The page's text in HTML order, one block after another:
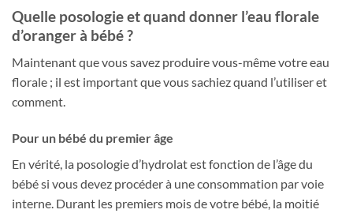
Quelle posologie et quand donner l’eau florale
d’oranger à bébé ?
Maintenant que vous savez produire vous-même votre eau
florale ; il est important que vous sachiez quand l’utiliser et
comment.
Pour un bébé du premier âge
En vérité, la posologie d’hydrolat est fonction de l’âge du
bébé si vous devez procéder à une consommation par voie
interne. Durant les premiers mois de votre bébé, la moitié